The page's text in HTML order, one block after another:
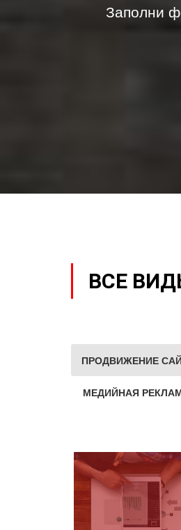
Заполни
ВСЕ
ПРОДВИЖЕНИЕ
МЕДИЙНАЯ